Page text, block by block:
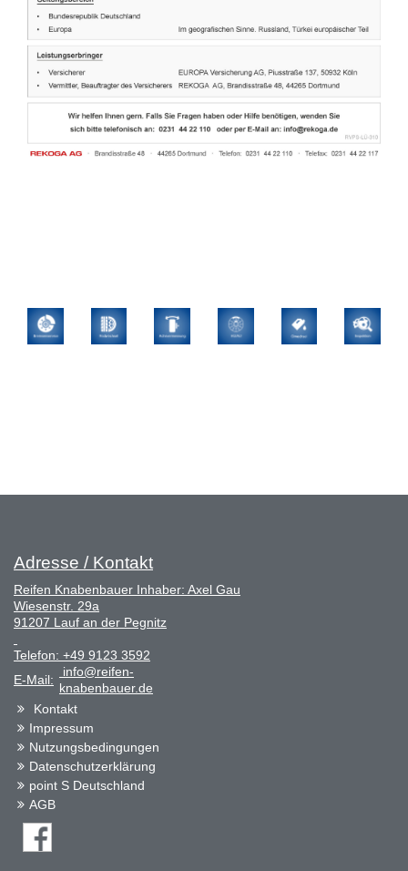
Adresse / Kontakt
Reifen Knabenbauer Inhaber: Axel Gau
Wiesenstr. 29a
91207 Lauf an der Pegnitz
Telefon: +49 9123 3592
E-Mail:
info@reifen-
knabenbauer.de
Kontakt
Impressum
Nutzungsbedingungen
Datenschutzerklärung
point S Deutschland
AGB